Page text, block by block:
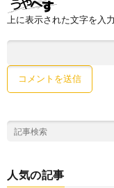
上に表示された文字を入
人気の記事